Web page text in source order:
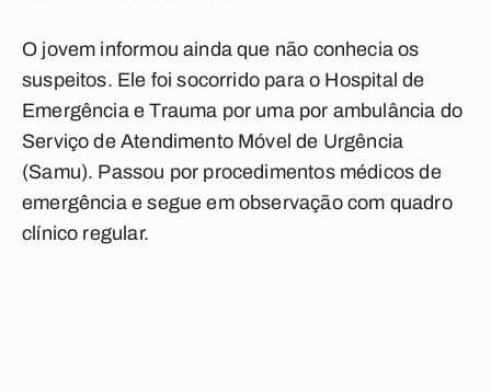
O jovem informou ainda que não conhecia os
suspeitos. Ele foi socorrido para o Hospital de
Emergência e Trauma por uma por ambulância do
Serviço de Atendimento Móvel de Urgência
(Samu). Passou por procedimentos médicos de
emergência e segue em observação com quadro
clínico regular.